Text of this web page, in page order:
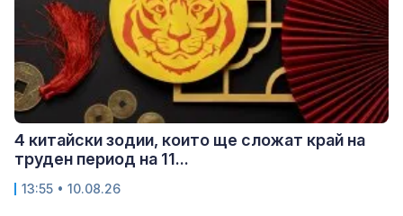
4 китайски зодии, които ще сложат край на
труден период на 11...
13:55 • 10.08.26